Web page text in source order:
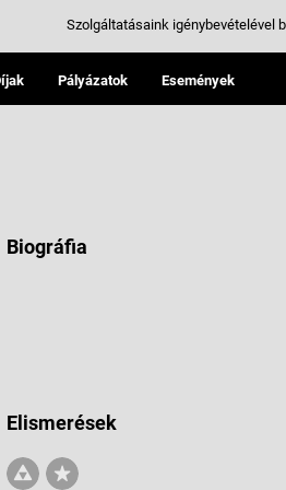
Pályázatok Események
Biográfia
Elismerések
Szolgáltatásaink igénybevételével